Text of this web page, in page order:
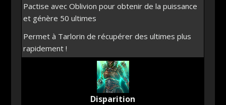
Pactise avec Oblivion pour obtenir de la puissance
et génère 50 ultimes
Permet à Tarlorin de récupérer des ultimes plus
rapidement !
Disparition